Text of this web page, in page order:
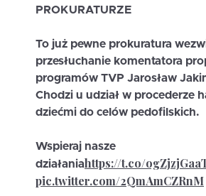
PROKURATURZE
To już pewne prokuratura
przesłuchanie komentatora
programów TVP Jarosław
Chodzi u udział w procederze
dziećmi do celów pedofilskich.
Wspieraj nasze
działaniahttps://t.co/
pic.twitter.com/2QmAmCZRnM